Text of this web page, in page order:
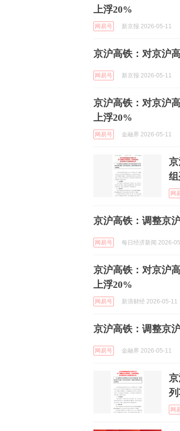
上浮20%
网易号 新京报 2026-05-11
京沪高铁：对京沪
网易号 新京报 2026-05-11
京沪高铁：对京沪
上浮20%
网易号 金融界 2026-05-11
网
京沪高铁：调整京
网易号 每日经济新闻 2026-
京沪高铁：对京沪
上浮20%
网易号 新浪财经 2026-05-11
京沪高铁：调整京
网易号 金融界 2026-05-11
网